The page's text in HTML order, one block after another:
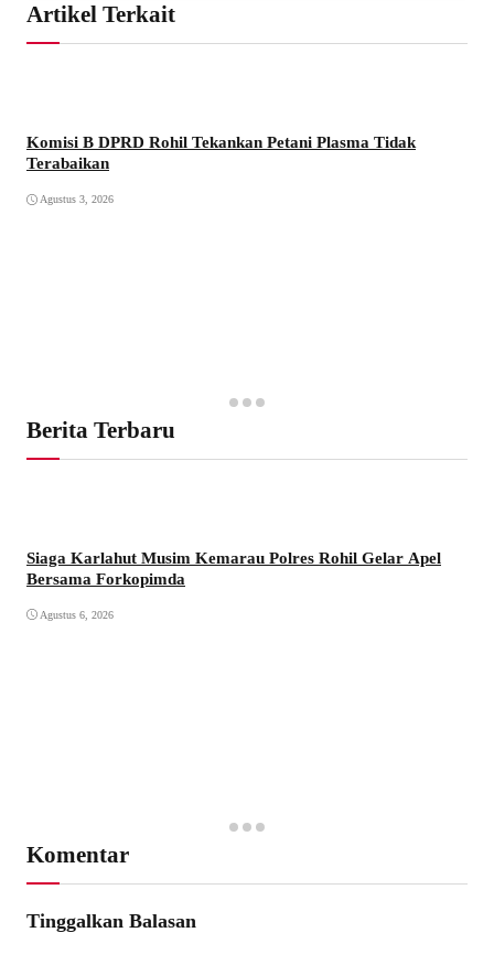
Artikel Terkait
Komisi B DPRD Rohil Tekankan Petani Plasma Tidak
Terabaikan
Agustus 3, 2026
Berita Terbaru
Siaga Karlahut Musim Kemarau Polres Rohil Gelar Apel
Bersama Forkopimda
Agustus 6, 2026
Komentar
Tinggalkan Balasan